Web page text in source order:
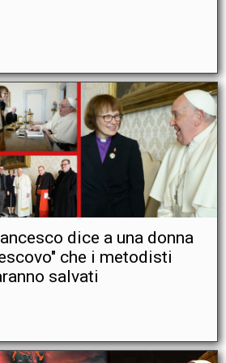
dice a una donna
che i metodisti
salvati